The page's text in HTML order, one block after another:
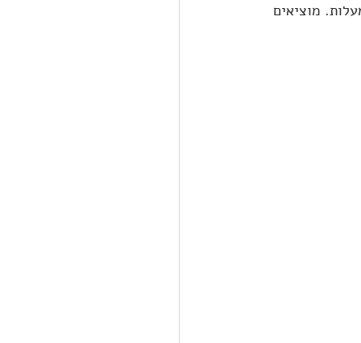
את התבניות ואת הכלי עם המים מהתנור. מורידים את חום התנור ל-180 מעלות. מוציאים